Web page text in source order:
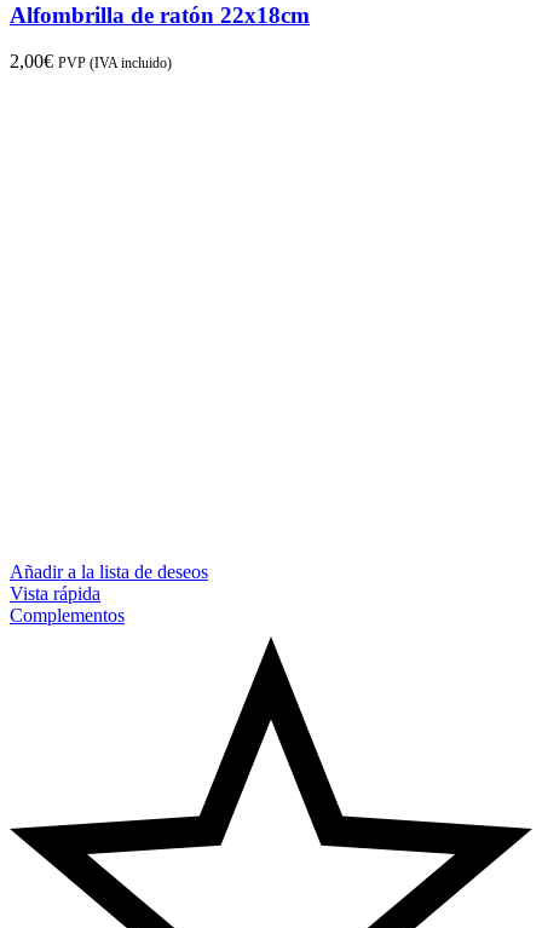
Alfombrilla de ratón 22x18cm
2,00€ PVP (IVA incluido)
Añadir a la lista de deseos
Vista rápida
Complementos